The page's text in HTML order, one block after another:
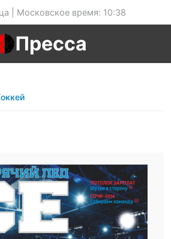
| Московское время: 10:38
Пресса